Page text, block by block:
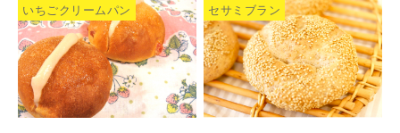
いちごクリームパン セサミブラン